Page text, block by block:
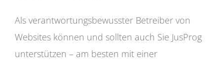
Als verantwortungsbewusster Betreiber von
Websites können und sollten auch Sie JusProg
unterstützen – am besten mit einer